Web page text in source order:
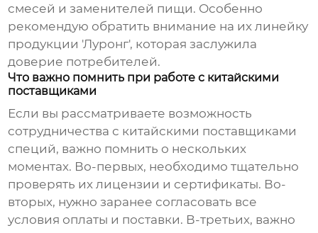
смесей и заменителей пищи. Особенно
рекомендую обратить внимание на их линейку
продукции 'Луронг', которая заслужила
доверие потребителей.
Что важно помнить при работе с китайскими
поставщиками
Если вы рассматриваете возможность
сотрудничества с китайскими поставщиками
специй, важно помнить о нескольких
моментах. Во-первых, необходимо тщательно
проверять их лицензии и сертификаты. Во-
вторых, нужно заранее согласовать все
условия оплаты и поставки. В-третьих, важно